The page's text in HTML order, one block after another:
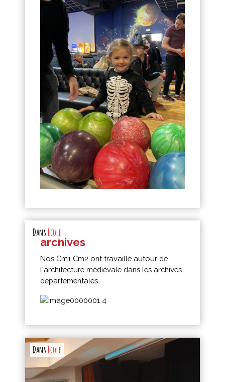
DansEcole
archives
Nos Cm1 Cm2 ont travaillé autour de
l'architecture médiévale dans les archives
départementales.
DansEcole